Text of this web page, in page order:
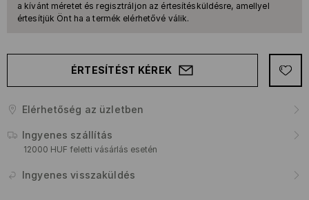
a kívánt méretet és regisztráljon az értesítésküldésre, amellyel
értesítjük Önt ha a termék elérhetővé válik.
ÉRTESÍTÉST KÉREK
Elérhetőség az üzletben
Ingyenes szállítás
12000 HUF feletti vásárlás esetén
Ingyenes visszaküldés